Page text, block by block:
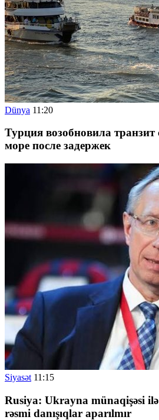
Dünya 11:20
Турция возобновила транзит
море после задержек
Siyasət 11:15
Rusiya: Ukrayna münaqişəsi
rəsmi danışıqlar aparılmır